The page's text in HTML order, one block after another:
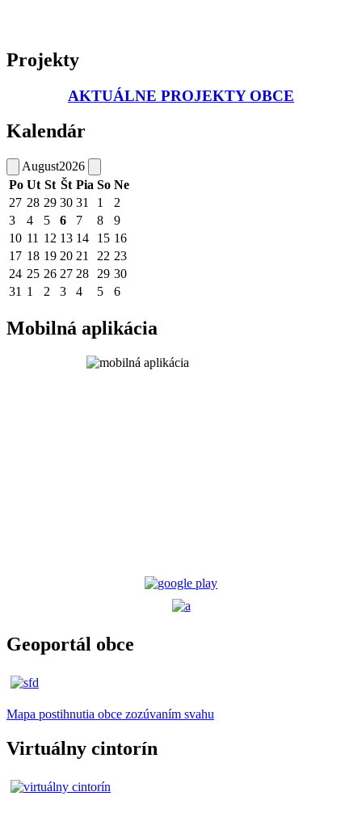
Projekty
AKTUÁLNE PROJEKTY OBCE
Kalendár
August2026
Po Ut St Št Pia So Ne
27 28 29 30 31 1
2
3
4 5 6 7 8
9
10 11 12 13 14 15 16
17 18 19 20 21 22 23
24 25 26 27 28 29 30
31 1 2 3 4 5 6
Mobilná aplikácia
Geoportál obce
Mapa postihnutia obce zozúvaním svahu
Virtuálny cintorín